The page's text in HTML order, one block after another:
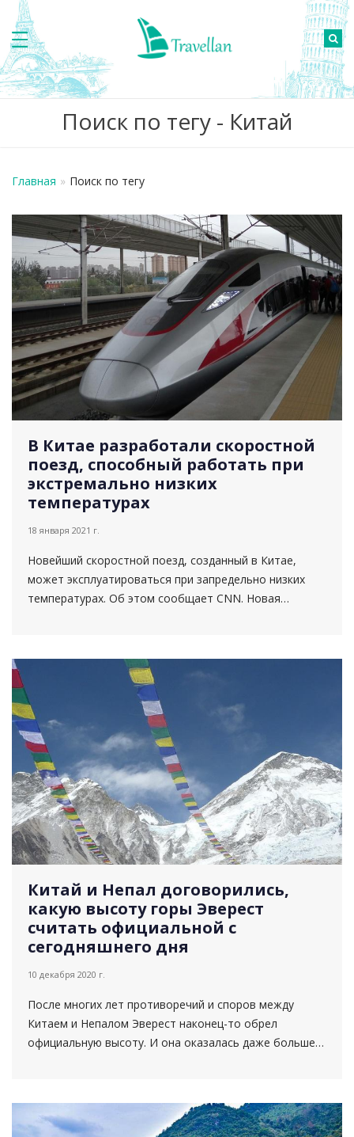
Поиск по тегу - Китай
Главная » Поиск по тегу
В Китае разработали скоростной
поезд, способный работать при
экстремально низких
температурах
18 января 2021 г.
Новейший скоростной поезд, созданный в Китае,
может эксплуатироваться при запредельно низких
температурах. Об этом сообщает CNN. Новая
Китай и Непал договорились,
какую высоту горы Эверест
считать официальной с
сегодняшнего дня
10 декабря 2020 г.
После многих лет противоречий и споров между
Китаем и Непалом Эверест наконец-то обрел
официальную высоту. И она оказалась даже больше,